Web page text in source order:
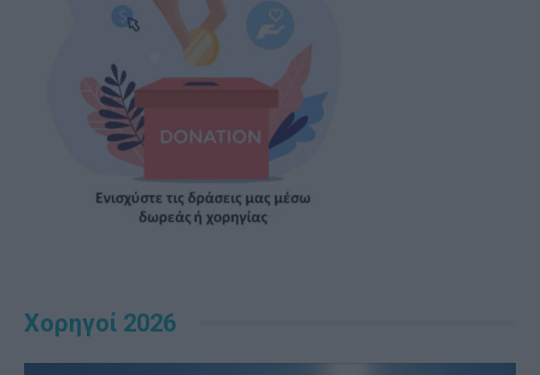
Χορηγοί 2026